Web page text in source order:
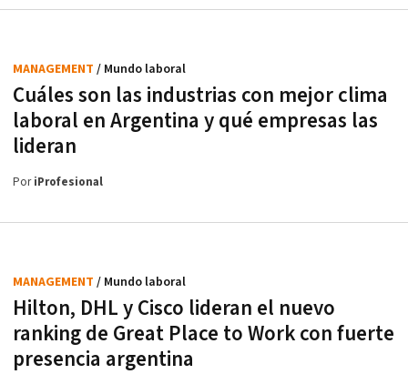
Cuáles son las industrias con mejor clima
laboral en Argentina y qué empresas las
lideran
MANAGEMENT / Mundo laboral
PoriProfesional
Hilton, DHL y Cisco lideran el nuevo
ranking de Great Place to Work con fuerte
presencia argentina
MANAGEMENT / Mundo laboral